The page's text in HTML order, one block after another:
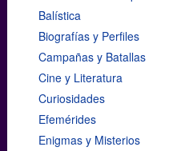
Balística
Biografías y Perfiles
Campañas y Batallas
Cine y Literatura
Curiosidades
Efemérides
Enigmas y Misterios